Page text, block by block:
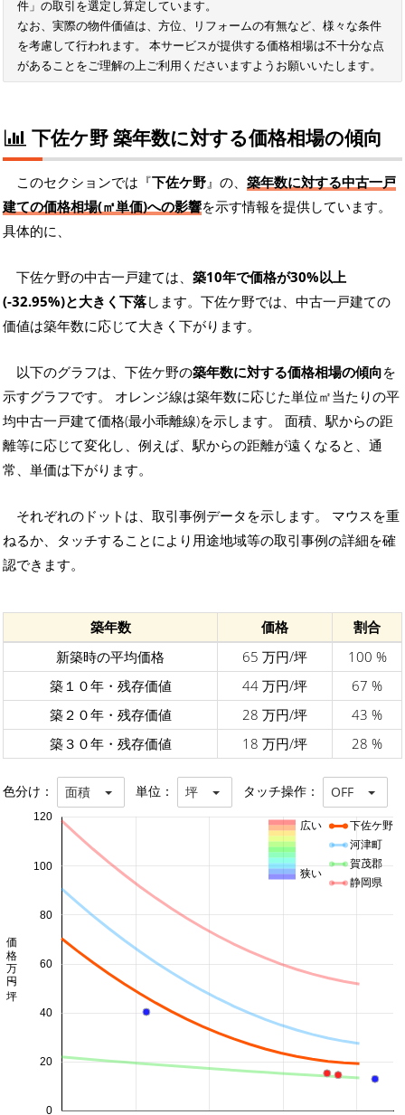
件」の取引を選定し算定しています。
なお、実際の物件価値は、方位、リフォームの有無など、様々な条件
を考慮して行われます。 本サービスが提供する価格相場は不十分な点
があることをご理解の上ご利用くださいますようお願いいたします。
下佐ケ野 築年数に対する価格相場の傾向
このセクションでは『下佐ケ野』の、 築年数に対する中古一戸
建ての価格相場(㎡単価)への影響を示す情報を提供しています。
具体的に、
下佐ケ野の中古一戸建ては、 築10年で価格が30%以上
(-32.95%)と大きく下落します。下佐ケ野では、中古一戸建ての
価値は築年数に応じて大きく下がります。
以下のグラフは、下佐ケ野の築年数に対する価格相場の傾向を
示すグラフです。 オレンジ線は築年数に応じた単位㎡当たりの平
均中古一戸建て価格(最小乖離線)を示します。 面積、駅からの距
離等に応じて変化し、例えば、駅からの距離が遠くなると、通
常、単価は下がります。
それぞれのドットは、取引事例データを示します。 マウスを重
ねるか、タッチすることにより用途地域等の取引事例の詳細を確
認できます。
築年数 価格
割合
新築時の平均価格
65 万円/坪
100 %
築１０年・残存価値
44 万円/坪
67 %
築２０年・残存価値
28 万円/坪
43 %
築３０年・残存価値
18 万円/坪 28 %
色分け： 面積 単位： 坪 タッチ操作： OFF
0
20
40
60
80
100
120
価格 万円/坪
下佐ケ野
河津町
賀茂郡
静岡県
広い
狭い